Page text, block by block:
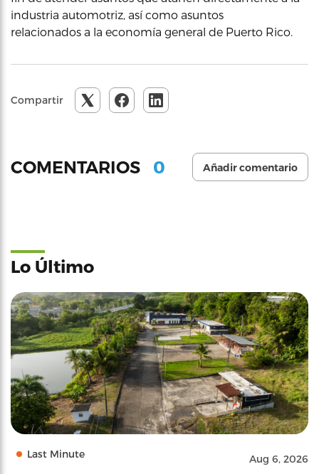
industria automotriz, así como asuntos
relacionados a la economía general de Puerto Rico.
Compartir
COMENTARIOS 0 Añadir comentario
Lo Último
Last Minute Aug 6, 2026